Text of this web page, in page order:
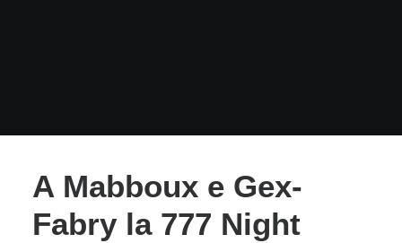
A Mabboux e Gex-
Fabry la 777 Night